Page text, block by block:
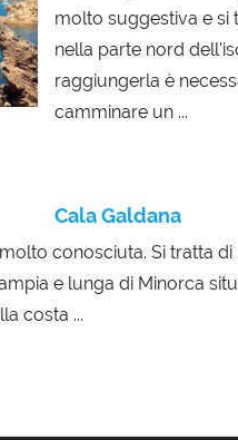
molto suggestiva e si
nella parte nord
raggiungerla è
camminare un ...
Cala Galdana
conosciuta. Si tratta di
e lunga di Minorca
costa ...